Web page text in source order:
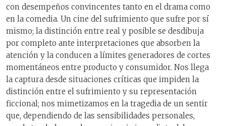
con desempeños convincentes tanto en el drama como
en la comedia. Un cine del sufrimiento que sufre por sí
mismo; la distinción entre real y posible se desdibuja
por completo ante interpretaciones que absorben la
atención y la conducen a límites generadores de cortes
momentáneos entre producto y consumidor. Nos llega
la captura desde situaciones críticas que impiden la
distinción entre el sufrimiento y su representación
ficcional; nos mimetizamos en la tragedia de un sentir
que, dependiendo de las sensibilidades personales,